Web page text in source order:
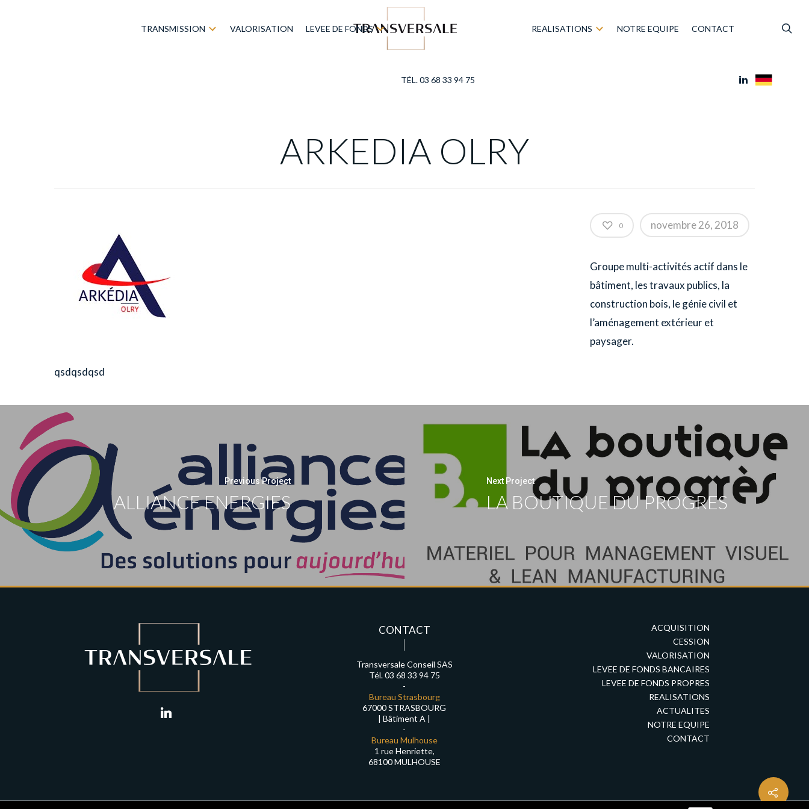
TRANSMISSION VALORISATION LEVEE DE FONDS REALISATIONS NOTRE EQUIPE CONTACT
TÉL. 03 68 33 94 75
ARKEDIA OLRY
qsdqsdqsd
0 novembre 26, 2018
Groupe multi-activités actif dans le
bâtiment, les travaux publics, la
construction bois, le génie civil et
l’aménagement extérieur et
paysager.
Previous Project
ALLIANCE ENERGIES
Next Project
LA BOUTIQUE DU PROGRES
linkedin
CONTACT
Transversale Conseil SAS
Tél. 03 68 33 94 75
-
Bureau Strasbourg
67000 STRASBOURG
| Bâtiment A |
-
Bureau Mulhouse
1 rue Henriette,
68100 MULHOUSE
ACQUISITION
CESSION
VALORISATION
LEVEE DE FONDS BANCAIRES
LEVEE DE FONDS PROPRES
REALISATIONS
ACTUALITES
NOTRE EQUIPE
CONTACT